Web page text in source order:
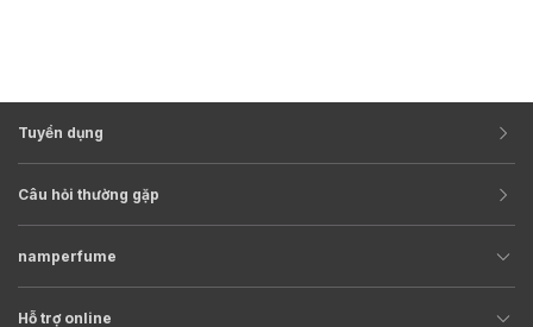
Tuyển dụng
Câu hỏi thường gặp
namperfume
Hỗ trợ online